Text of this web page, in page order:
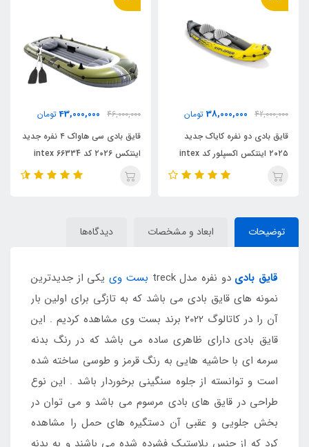
46,000,000
43,000,000
قایق بادی سی هاواک ۴ نفره جدید
اینتکس ۲۰۲۶ کد 66334 intex
39,000,000
33,000,000
قایق بادی سیهاواک ۳ نفره جدید
اینتکس ۲۰۲۶ کد intex 66333
توضیحات ابعاد و مشخصات دیدگاه‌ها
قایق بادی دو نفره مدل treck بست وییکی از جدیدترین
نمونه های قایق بادی می باشد که به تازگی برای اولین بار
آن را در کاتالوگ 2022 برند بست وی مشاهده کردیم . این
قایق بادی دارای ظاهری ساده می باشد که در رنگ بدنه
سرمه ای با حاشیه هایی به رنگ قرمز و طوسی ساخته شده
است و توانسته از جلوه سنگینی برخوردار باشد . این نوع
طراحی در قایق های بادی مرسوم می باشد و می توان در
بخش جلویی و عقبی آن دستگیره های حمل را مشاهده
کرد که از جنس پلاستیک فشرده شده می باشند و به بدنه